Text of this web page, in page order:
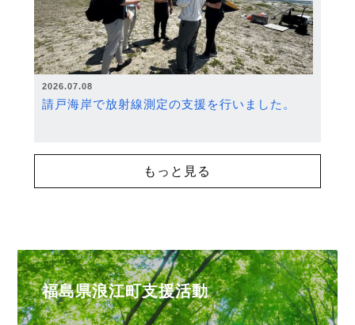
2026.07.08
請戸海岸で放射線測定の支援を行いました。
もっと見る
福島県浪江町支援活動